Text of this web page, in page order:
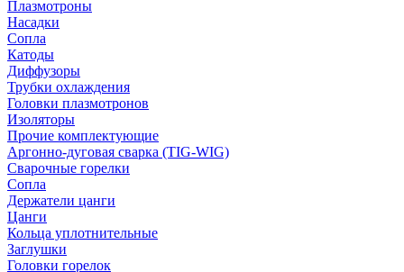
Плазмотроны
Насадки
Сопла
Катоды
Диффузоры
Трубки охлаждения
Головки плазмотронов
Изоляторы
Прочие комплектующие
Аргонно-дуговая сварка (TIG-WIG)
Сварочные горелки
Сопла
Держатели цанги
Цанги
Кольца уплотнительные
Заглушки
Головки горелок